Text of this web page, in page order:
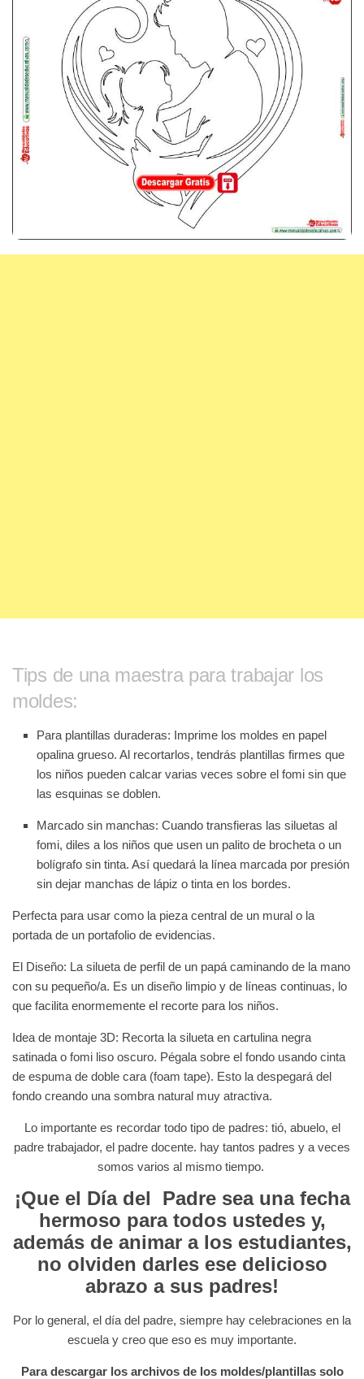
Tips de una maestra para trabajar los
moldes:
Para plantillas duraderas: Imprime los moldes en papel
opalina grueso. Al recortarlos, tendrás plantillas firmes que
los niños pueden calcar varias veces sobre el fomi sin que
las esquinas se doblen.
Marcado sin manchas: Cuando transfieras las siluetas al
fomi, diles a los niños que usen un palito de brocheta o un
bolígrafo sin tinta. Así quedará la línea marcada por presión
sin dejar manchas de lápiz o tinta en los bordes.
Perfecta para usar como la pieza central de un mural o la
portada de un portafolio de evidencias.
El Diseño: La silueta de perfil de un papá caminando de la mano
con su pequeño/a. Es un diseño limpio y de líneas continuas, lo
que facilita enormemente el recorte para los niños.
Idea de montaje 3D: Recorta la silueta en cartulina negra
satinada o fomi liso oscuro. Pégala sobre el fondo usando cinta
de espuma de doble cara (foam tape). Esto la despegará del
fondo creando una sombra natural muy atractiva.
Lo importante es recordar todo tipo de padres: tió, abuelo, el
padre trabajador, el padre docente. hay tantos padres y a veces
somos varios al mismo tiempo.
¡Que el Día del Padre sea una fecha
hermoso para todos ustedes y,
además de animar a los estudiantes,
no olviden darles ese delicioso
abrazo a sus padres!
Por lo general, el día del padre, siempre hay celebraciones en la
escuela y creo que eso es muy importante.
Para descargar los archivos de los moldes/plantillas solo